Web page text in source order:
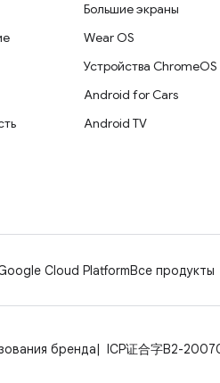
Большие экраны
Wear OS
Устройства ChromeOS
Android for Cars
Android TV
Cloud PlatformВсе продукты
бренда ICP证合字B2-